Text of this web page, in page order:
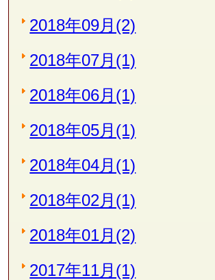
2018年09月(2)
2018年07月(1)
2018年06月(1)
2018年05月(1)
2018年04月(1)
2018年02月(1)
2018年01月(2)
2017年11月(1)